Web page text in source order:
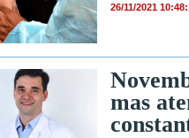
26/11/2021
mas